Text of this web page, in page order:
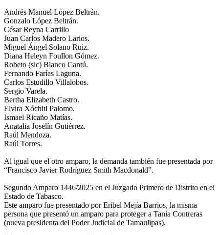
Andrés Manuel López Beltrán.
Gonzalo López Beltrán.
César Reyna Carrillo
Juan Carlos Madero Larios.
Miguel Ángel Solano Ruiz.
Diana Heleyn Foullon Gómez.
Robeto (sic) Blanco Cantú.
Fernando Farías Laguna.
Carlos Estudillo Villalobos.
Sergio Varela.
Bertha Elizabeth Castro.
Elvira Xóchitl Palomo.
Ismael Ricaño Matías.
Anatalia Joselín Gutiérrez.
Raúl Mendoza.
Raúl Torres.
Al igual que el otro amparo, la demanda también fue presentada por
“Francisco Javier Rodríguez Smith Macdonald”.
Segundo Amparo 1446/2025 en el Juzgado Primero de Distrito en el
Estado de Tabasco.
Este amparo fue presentado por Eribel Mejía Barrios, la misma
persona que presentó un amparo para proteger a Tania Contreras
(nueva presidenta del Poder Judicial de Tamaulipas).